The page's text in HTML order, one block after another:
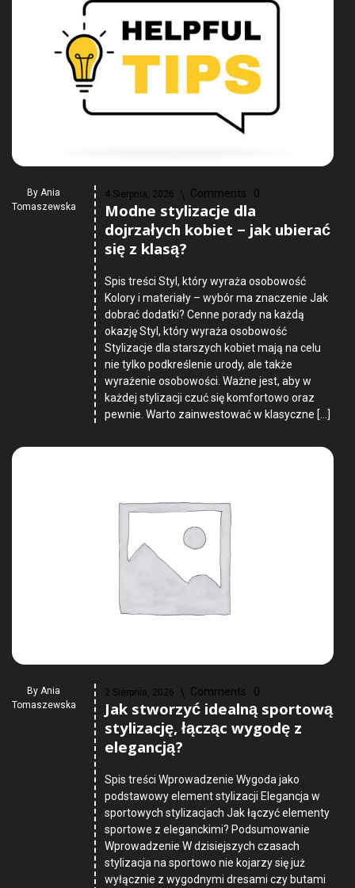
By Ania
Tomaszewska
4 Sierpnia, 2026 Comments : 0
Modne stylizacje dla
dojrzałych kobiet – jak ubierać
się z klasą?
Spis treści Styl, który wyraża osobowość
Kolory i materiały – wybór ma znaczenie Jak
dobrać dodatki? Cenne porady na każdą
okazję Styl, który wyraża osobowość
Stylizacje dla starszych kobiet mają na celu
nie tylko podkreślenie urody, ale także
wyrażenie osobowości. Ważne jest, aby w
każdej stylizacji czuć się komfortowo oraz
pewnie. Warto zainwestować w klasyczne […]
By Ania
Tomaszewska
2 Sierpnia, 2026 Comments : 0
Jak stworzyć idealną sportową
stylizację, łącząc wygodę z
elegancją?
Spis treści Wprowadzenie Wygoda jako
podstawowy element stylizacji Elegancja w
sportowych stylizacjach Jak łączyć elementy
sportowe z eleganckimi? Podsumowanie
Wprowadzenie W dzisiejszych czasach
stylizacja na sportowo nie kojarzy się już
wyłącznie z wygodnymi dresami czy butami